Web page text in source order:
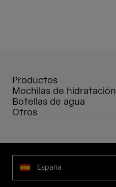
Productos
Mochilas de hidratación
Botellas de agua
Otros
España